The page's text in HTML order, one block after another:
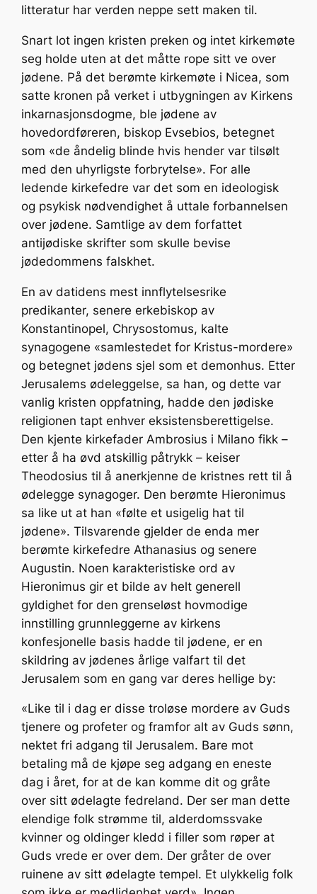
litteratur har verden neppe sett maken til.
Snart lot ingen kristen preken og intet kirkemøte
seg holde uten at det måtte rope sitt ve over
jødene. På det berømte kirkemøte i Nicea, som
satte kronen på verket i utbygningen av Kirkens
inkarnasjonsdogme, ble jødene av
hovedordføreren, biskop Evsebios, betegnet
som «de åndelig blinde hvis hender var tilsølt
med den uhyrligste forbrytelse». For alle
ledende kirkefedre var det som en ideologisk
og psykisk nødvendighet å uttale forbannelsen
over jødene. Samtlige av dem forfattet
antijødiske skrifter som skulle bevise
jødedommens falskhet.
En av datidens mest innflytelsesrike
predikanter, senere erkebiskop av
Konstantinopel, Chrysostomus, kalte
synagogene «samlestedet for Kristus-mordere»
og betegnet jødens sjel som et demonhus. Etter
Jerusalems ødeleggelse, sa han, og dette var
vanlig kristen oppfatning, hadde den jødiske
religionen tapt enhver eksistensberettigelse.
Den kjente kirkefader Ambrosius i Milano fikk –
etter å ha øvd atskillig påtrykk – keiser
Theodosius til å anerkjenne de kristnes rett til å
ødelegge synagoger. Den berømte Hieronimus
sa like ut at han «følte et usigelig hat til
jødene». Tilsvarende gjelder de enda mer
berømte kirkefedre Athanasius og senere
Augustin. Noen karakteristiske ord av
Hieronimus gir et bilde av helt generell
gyldighet for den grenseløst hovmodige
innstilling grunnleggerne av kirkens
konfesjonelle basis hadde til jødene, er en
skildring av jødenes årlige valfart til det
Jerusalem som en gang var deres hellige by:
«Like til i dag er disse troløse mordere av Guds
tjenere og profeter og framfor alt av Guds sønn,
nektet fri adgang til Jerusalem. Bare mot
betaling må de kjøpe seg adgang en eneste
dag i året, for at de kan komme dit og gråte
over sitt ødelagte fedreland. Der ser man dette
elendige folk strømme til, alderdomssvake
kvinner og oldinger kledd i filler som røper at
Guds vrede er over dem. Der gråter de over
ruinene av sitt ødelagte tempel. Et ulykkelig folk